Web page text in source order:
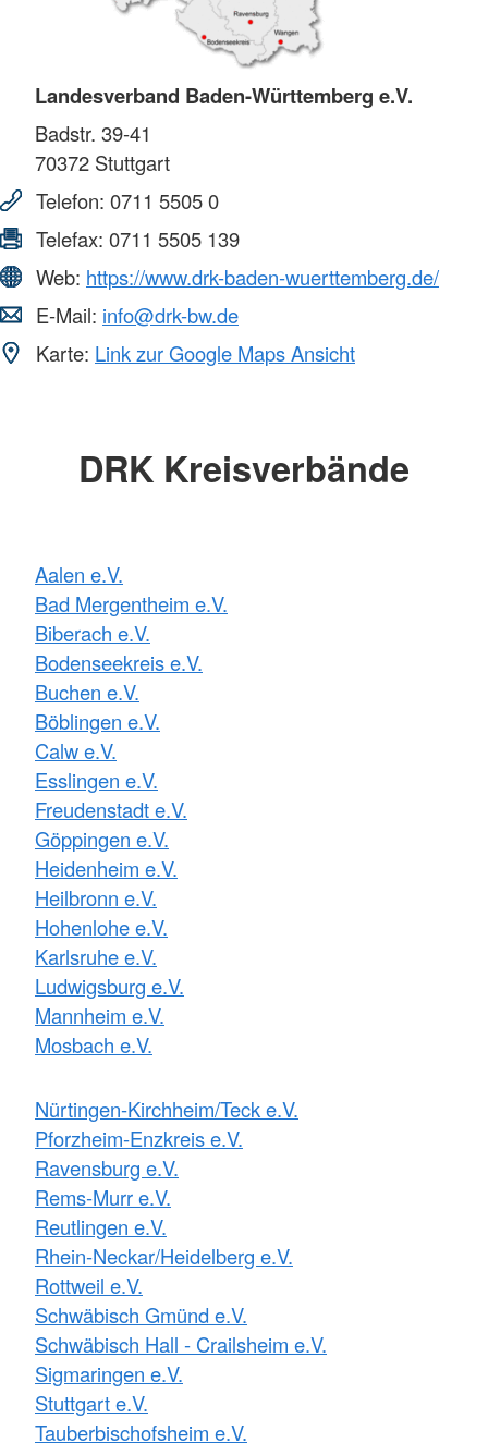
Landesverband Baden-Württemberg e.V.
Badstr. 39-41
70372 Stuttgart
Telefon: 0711 5505 0
Telefax: 0711 5505 139
Web: https://www.drk-baden-wuerttemberg.de/
E-Mail: info@drk-bw.de
Karte: Link zur Google Maps Ansicht
DRK Kreisverbände
Aalen e.V.
Bad Mergentheim e.V.
Biberach e.V.
Bodenseekreis e.V.
Buchen e.V.
Böblingen e.V.
Calw e.V.
Esslingen e.V.
Freudenstadt e.V.
Göppingen e.V.
Heidenheim e.V.
Heilbronn e.V.
Hohenlohe e.V.
Karlsruhe e.V.
Ludwigsburg e.V.
Mannheim e.V.
Mosbach e.V.
Nürtingen-Kirchheim/Teck e.V.
Pforzheim-Enzkreis e.V.
Ravensburg e.V.
Rems-Murr e.V.
Reutlingen e.V.
Rhein-Neckar/Heidelberg e.V.
Rottweil e.V.
Schwäbisch Gmünd e.V.
Schwäbisch Hall - Crailsheim e.V.
Sigmaringen e.V.
Stuttgart e.V.
Tauberbischofsheim e.V.